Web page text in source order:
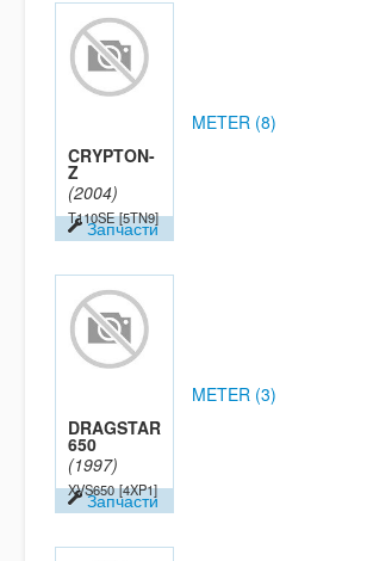
CRYPTON-
Z
(2004)
T110SE [5TN9]
Запчасти
METER (8)
DRAGSTAR
650
(1997)
XVS650 [4XP1]
Запчасти
METER (3)